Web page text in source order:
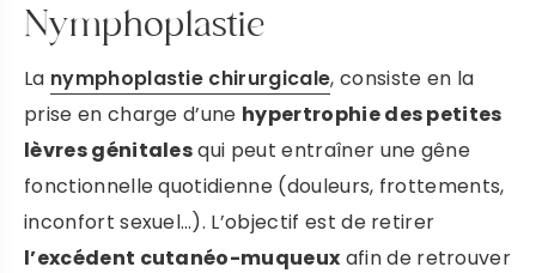
Nymphoplastie
La nymphoplastie chirurgicale, consiste en la
prise en charge d’une hypertrophie des petites
lèvres génitalesqui peut entraîner une gêne
fonctionnelle quotidienne (douleurs, frottements,
inconfort sexuel…). L’objectif est de retirer
l’excédent cutanéo-muqueux afin de retrouver